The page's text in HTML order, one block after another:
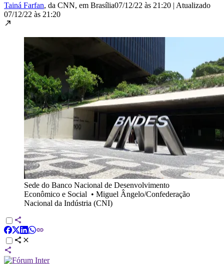
Tainá Farfan, da CNN, em Brasília07/12/22 às 21:20 | Atualizado
07/12/22 às 21:20
Sede do Banco Nacional de Desenvolvimento
Econômico e Social • Miguel Ângelo/Confederação
Nacional da Indústria (CNI)